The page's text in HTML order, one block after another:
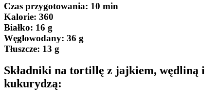
Czas przygotowania: 10 min
Kalorie: 360
Białko: 16 g
Węglowodany: 36 g
Tłuszcze: 13 g
Składniki na tortillę z jajkiem, wędliną i
kukurydzą: